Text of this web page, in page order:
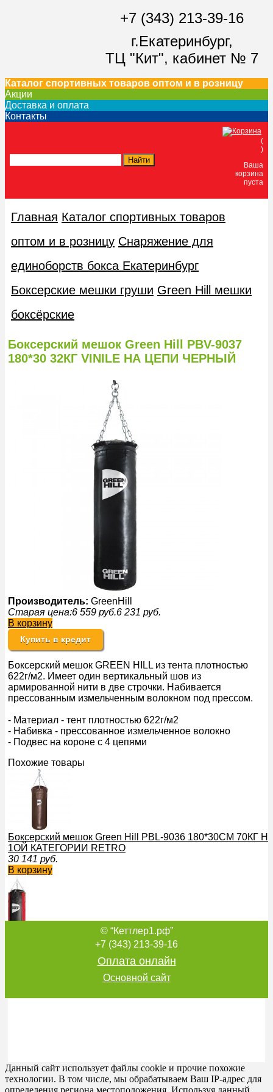
+7 (343) 213-39-16
г.Екатеринбург,
ТЦ "Кит", кабинет № 7
Каталог спортивных товаров оптом и в розницу
Акции
Доставка и оплата
Контакты
(
)
Ваша
корзина
пуста
Главная Каталог спортивных товаров
оптом и в розницу Снаряжение для
единоборств бокса Екатеринбург
Боксерские мешки груши Green Hill мешки
боксёрские
Боксерский мешок Green Hill PBV-9037
180*30 32КГ VINILE НА ЦЕПИ ЧЕРНЫЙ
Производитель: GreenHill
Старая цена:6 559 руб.6 231 руб.
В корзину
Купить в кредит
Боксерский мешок GREEN HILL из тента плотностью
622г/м2. Имеет один вертикальный шов из
армированной нити в две строчки. Набивается
прессованным измельченным волокном под прессом.
- Материал - тент плотностью 622г/м2
- Набивка - прессованное измельченное волокно
- Подвес на короне с 4 цепями
Похожие товары
Боксерский мешок Green Hill PBL-9036 180*30CМ
1ОЙ КАТЕГОРИИ RETRO
30 141 руб.
В корзину
Боксерский мешок Green Hill PBL-5071 90*30CМ 30КГ
1ОЙ КАТЕГОРИИ КРАСНО-ЧЕРНЫЙ
КРАСНО-ЧЕРНЫЙ proven quality
29 890 руб.
В корзину
© “Кеттлер1.рф”
+7 (343) 213-39-16
Оплата онлайн
Основной сайт
Данный сайт использует файлы cookie и прочие похожие
технологии. В том числе, мы обрабатываем Ваш IP-адрес для
определения региона местоположения. Используя данный